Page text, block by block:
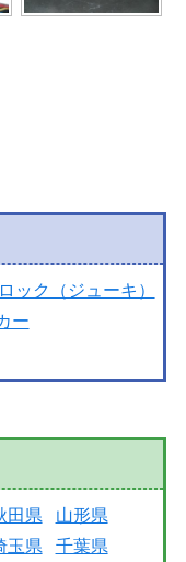
ック（ジューキ）
ー
田県
山形県
玉県 千葉県